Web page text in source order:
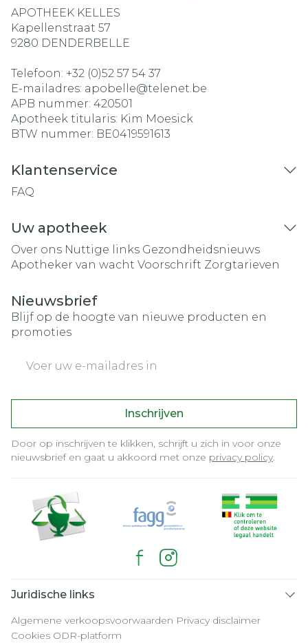
APOTHEEK KELLES
Kapellenstraat 57
9280 DENDERBELLE
Telefoon: +32 (0)52 57 54 37
E-mailadres: apobelle@telenet.be
APB nummer: 420501
Apotheek titularis: Kim Moesick
BTW nummer: BE0419591613
Klantenservice
FAQ
Uw apotheek
Over ons Nuttige links Gezondheidsnieuws
Apotheker van wacht Voorschrift Zorgtarieven
Nieuwsbrief
Blijf op de hoogte van nieuwe producten en
promoties
Inschrijven
Door op inschrijven te klikken, schrijft u zich in voor onze
nieuwsbrief en gaat u akkoord met onze privacy policy.
Juridische links
Algemene verkoopsvoorwaarden Privacy disclaimer
Cookies ODR-platform